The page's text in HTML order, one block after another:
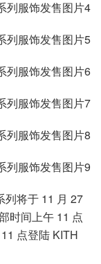
列将于 11 月 27
时间上午 11 点
点登陆 KITH